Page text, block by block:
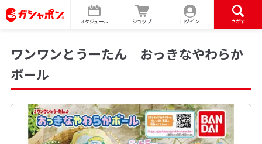
スケジュール ショップ ログイン さがす
ワンワンとうーたん おっきなやわらか
ボール